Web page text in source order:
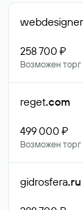
258 700 ₽
Возможен торг
reget.com
499 000 ₽
Возможен торг
gidrosfera.ru